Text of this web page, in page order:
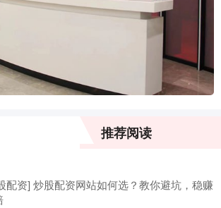
推荐阅读
配资] 炒股配资网站如何选？教你避坑，稳赚